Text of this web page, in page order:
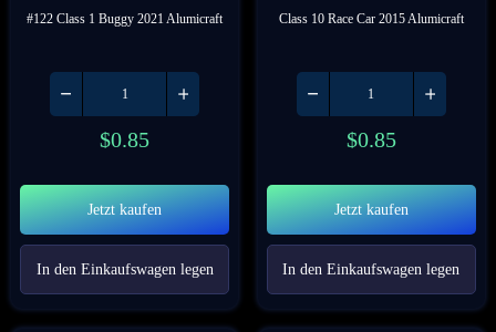
#122 Class 1 Buggy 2021 Alumicraft
$0.85
Jetzt kaufen
In den Einkaufswagen legen
Class 10 Race Car 2015 Alumicraft
$0.85
Jetzt kaufen
In den Einkaufswagen legen